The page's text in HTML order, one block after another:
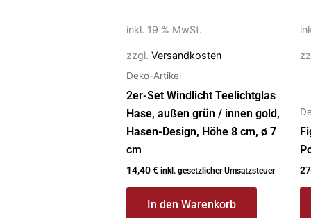
inkl. 19 % MwSt.
zzgl. Versandkosten
Deko-Artikel
2er-Set Windlicht Teelichtglas
Hase, außen grün / innen gold,
Hasen-Design, Höhe 8 cm, ø 7
cm
14,40€ inkl. gesetzlicher Umsatzsteuer
In den Warenkorb